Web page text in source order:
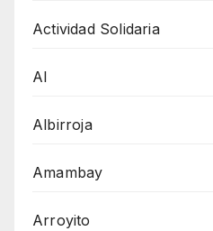
Actividad Solidaria
AI
Albirroja
Amambay
Arroyito